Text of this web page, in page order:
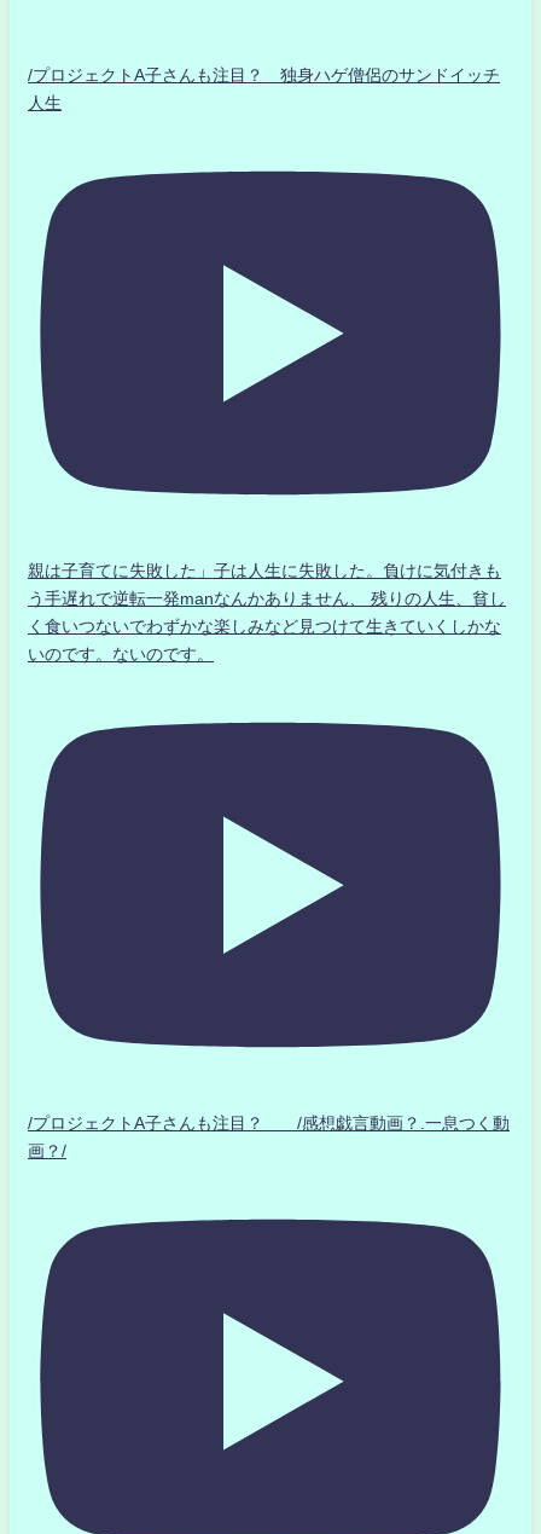
/プロジェクトA子さんも注目？ 独身ハゲ僧侶のサンドイッチ
人生
親は子育てに失敗した」子は人生に失敗した。負けに気付きも
う手遅れで逆転一発manなんかありません、 残りの人生、貧し
く食いつないでわずかな楽しみなど見つけて生きていくしかな
いのです。ないのです。
/プロジェクトA子さんも注目？ /感想戯言動画？.一息つく動
画？/